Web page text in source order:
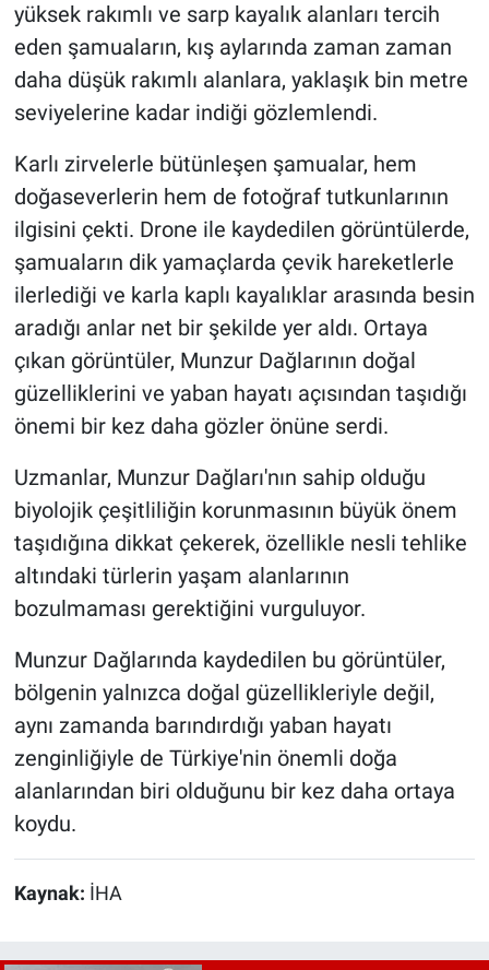
yüksek rakımlı ve sarp kayalık alanları tercih
eden şamuaların, kış aylarında zaman zaman
daha düşük rakımlı alanlara, yaklaşık bin metre
seviyelerine kadar indiği gözlemlendi.
Karlı zirvelerle bütünleşen şamualar, hem
doğaseverlerin hem de fotoğraf tutkunlarının
ilgisini çekti. Drone ile kaydedilen görüntülerde,
şamuaların dik yamaçlarda çevik hareketlerle
ilerlediği ve karla kaplı kayalıklar arasında besin
aradığı anlar net bir şekilde yer aldı. Ortaya
çıkan görüntüler, Munzur Dağlarının doğal
güzelliklerini ve yaban hayatı açısından taşıdığı
önemi bir kez daha gözler önüne serdi.
Uzmanlar, Munzur Dağları'nın sahip olduğu
biyolojik çeşitliliğin korunmasının büyük önem
taşıdığına dikkat çekerek, özellikle nesli tehlike
altındaki türlerin yaşam alanlarının
bozulmaması gerektiğini vurguluyor.
Munzur Dağlarında kaydedilen bu görüntüler,
bölgenin yalnızca doğal güzellikleriyle değil,
aynı zamanda barındırdığı yaban hayatı
zenginliğiyle de Türkiye'nin önemli doğa
alanlarından biri olduğunu bir kez daha ortaya
koydu.
Kaynak: İHA